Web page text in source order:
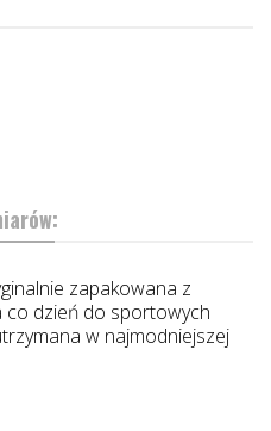
zapakowana z
co dzień do sportowych
w najmodniejszej